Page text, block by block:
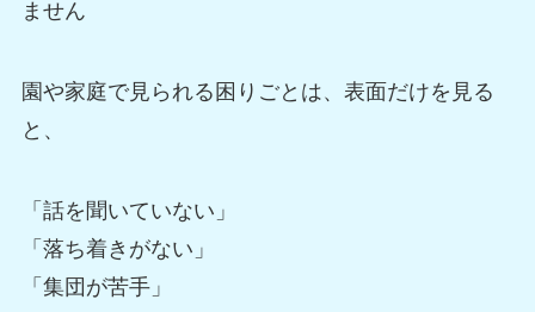
ません
園や家庭で見られる困りごとは、表面だけを見る
と、
「話を聞いていない」
「落ち着きがない」
「集団が苦手」